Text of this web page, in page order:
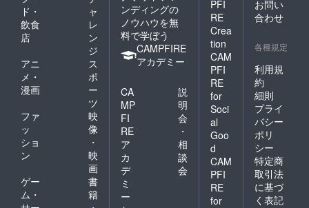
ド・
飲食
店
ャ
レ
ン
ジ
アニ
メ・
漫画
ス
ポ
ー
ツ
ファ
ッ
ショ
ン
映
像
・
映
画
ゲー
ム・
書
籍
ンディングの
ノウハウを無
料で学ぼう
CAMPFIRE
アカデミー
CA
MP
FI
RE
ア
カ
デ
ミ
ー
説
明
会
・
相
談
会
PFI
RE
Crea
tion
CAM
PFI
RE
for
Soci
al
Goo
d
CAM
PFI
RE
for
お問い
合わせ
各種規定
利用規
約
細則
プライ
バシー
ポリ
シー
特定商
取引法
に基づ
く表記